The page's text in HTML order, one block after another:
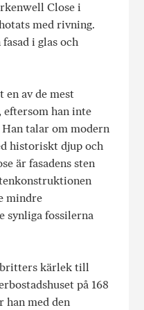
Close i
med rivning.
i glas och
en av de mest
eftersom han inte
talar om modern
historiskt djup och
är fasadens sten
mindre
synliga fossilerna
britters kärlek till
på 168
han med den